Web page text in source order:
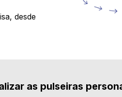
desde
as pulseiras